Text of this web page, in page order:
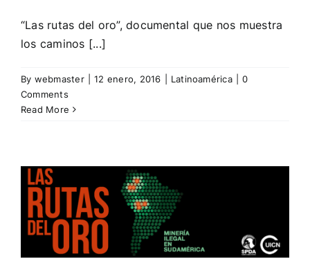
“Las rutas del oro”, documental que nos muestra
los caminos [...]
By webmaster 12 enero, 2016 Latinoamérica
0
Comments
Read More